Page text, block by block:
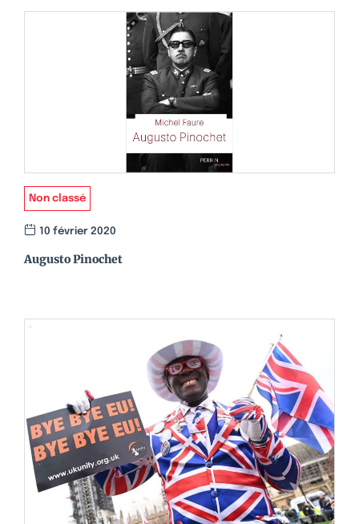
Non classé
10 février 2020
Augusto Pinochet